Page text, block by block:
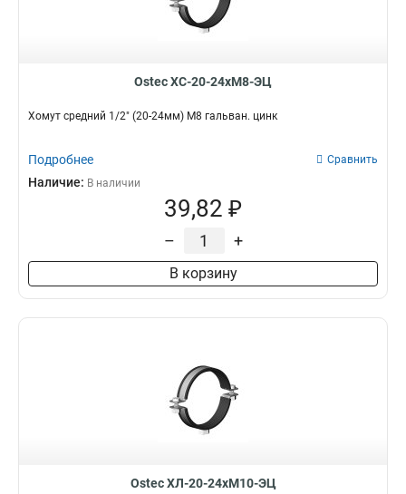
Ostec ХС-20-24хМ8-ЭЦ
Хомут средний 1/2" (20-24мм) М8 гальван. цинк
Подробнее Сравнить
Наличие: В наличии
39,82 ₽
– +
В корзину
Ostec ХЛ-20-24хМ10-ЭЦ